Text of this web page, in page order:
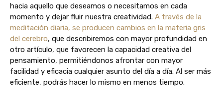
hacia aquello que deseamos o necesitamos en cada
momento y dejar fluir nuestra creatividad. A través de la
meditación diaria, se producen cambios en la materia gris
del cerebro, que describiremos con mayor profundidad en
otro artículo, que favorecen la capacidad creativa del
pensamiento, permitiéndonos afrontar con mayor
facilidad y eficacia cualquier asunto del día a día. Al ser más
eficiente, podrás hacer lo mismo en menos tiempo.